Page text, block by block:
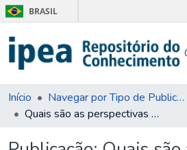
BRASIL
Início Navegar por Tipo de Publicação
Quais são as perspectivas para a reforma agrária?